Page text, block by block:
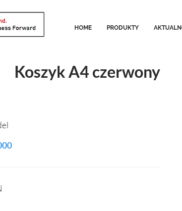
HOME PRODUKTY
Koszyk A4 czerwony